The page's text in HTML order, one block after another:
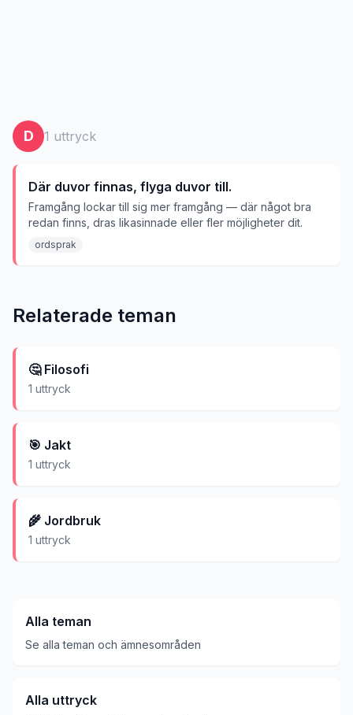
D 1 uttryck
Där duvor finnas, flyga duvor till.
Framgång lockar till sig mer framgång — där något bra
redan finns, dras likasinnade eller fler möjligheter dit.
ordsprak
Relaterade teman
🤔 Filosofi
1 uttryck
🎯 Jakt
1 uttryck
🌾 Jordbruk
1 uttryck
Alla teman
Se alla teman och ämnesområden
Alla uttryck